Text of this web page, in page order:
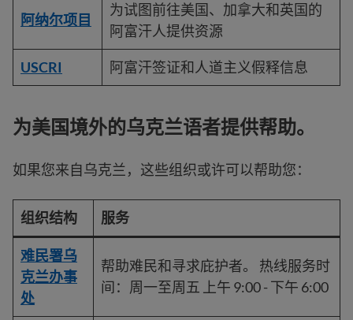
阿纳尔项目
为试图前往美国、加拿大和英国的
阿富汗人提供资源
USCRI 阿富汗签证和人道主义假释信息
为美国境外的乌克兰语者提供帮助。
如果您来自乌克兰，这些组织或许可以帮助您：
组织结构 服务
难民署乌
克兰办事
处
帮助难民和寻求庇护者。 热线服务时
间：周一至周五 上午 9:00 - 下午 6:00